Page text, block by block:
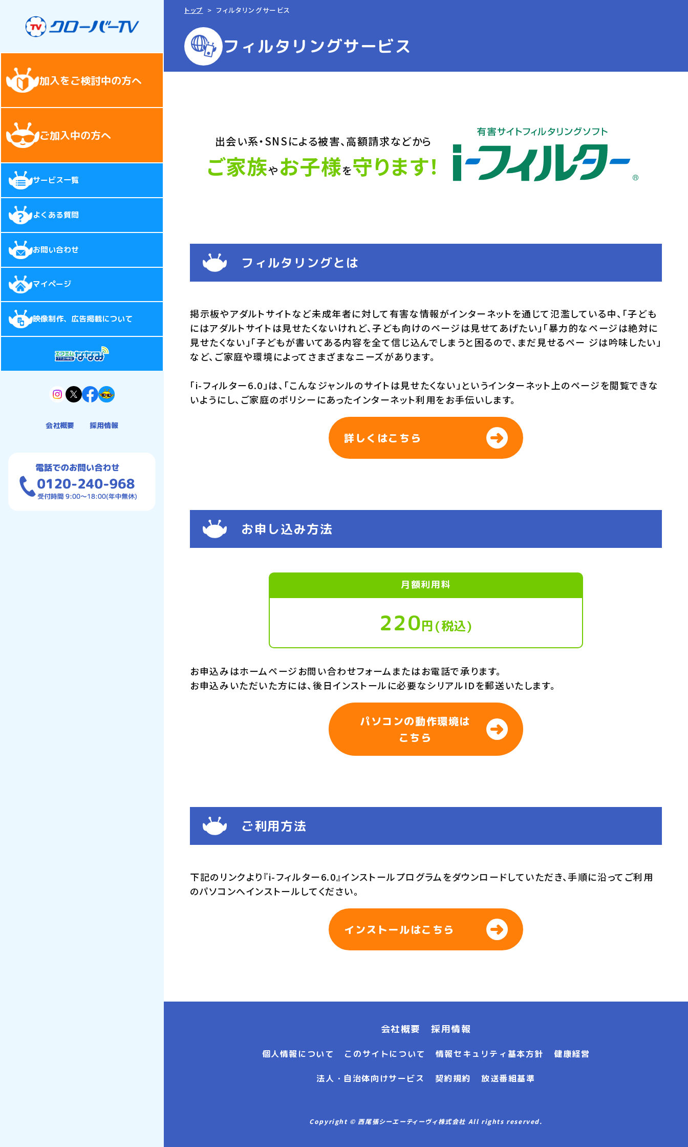
加入をご検討中の方へ
ご加入中の方へ
サービス一覧
よくある質問
お問い合わせ
マイページ
映像制作、広告掲載について
会社概要 採用情報
トップ フィルタリングサービス
フィルタリングサービス
出会い系・SNSによる被害、高額請求などから
ご家族や お子様を守ります！
フィルタリングとは
掲示板やアダルトサイトなど未成年者に対して有害な情報がインターネットを通じて氾濫している中、「子ども
にはアダルトサイトは見せたくないけれど、子ども向けのページは見せてあげたい」「暴力的なページは絶対に
見せたくない」「子どもが書いてある内容を全て信じ込んでしまうと困るので、まだ見せるペー ジは吟味したい」
など、ご家庭や環境によってさまざまなニーズがあります。
「i-フィルター6.0」は、「こんなジャンルのサイトは見せたくない」というインターネット上のページを閲覧できな
いようにし、ご家庭のポリシーにあったインターネット利用をお手伝いします。
詳しくはこちら
お申し込み方法
月額利用料
220円(税込)
お申込みはホームページお問い合わせフォームまたはお電話で承ります。
お申込みいただいた方には、後日インストールに必要なシリアルIDを郵送いたします。
パソコンの動作環境は
こちら
ご利用方法
下記のリンクより『i-フィルター6.0』インストールプログラムをダウンロードしていただき、手順に沿ってご利用
のパソコンへインストールしてください。
インストールはこちら
会社概要 採用情報
個人情報について このサイトについて 情報セキュリティ基本方針 健康経営
法人・自治体向けサービス 契約規約 放送番組基準
Copyright © 西尾張シーエーティーヴィ株式会社 All rights reserved.